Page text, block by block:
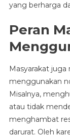
yang berharga
Peran
Masyarakat
menggunakan
Misalnya,
atau tidak
menghambat
darurat. Oleh